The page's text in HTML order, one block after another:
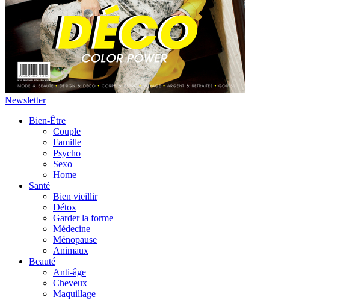
Newsletter
Bien-Être
Couple
Famille
Psycho
Sexo
Home
Santé
Bien vieillir
Détox
Garder la forme
Médecine
Ménopause
Animaux
Beauté
Anti-âge
Cheveux
Maquillage